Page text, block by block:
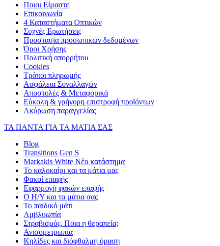
Ποιοι Είμαστε
Επικοινωνία
4 Καταστήματα Οπτικών
Συχνές Ερωτήσεις
Προστασία προσωπικών δεδομένων
Όροι Χρήσης
Πολιτική απορρήτου
Cookies
Τρόποι πληρωμής
Ασφάλεια Συναλλαγών
Αποστολές & Μεταφορικά
Εύκολη & γρήγορη επιστροφή προϊόντων
Ακύρωση παραγγελίας
ΤΑ ΠΑΝΤΑ ΓΙΑ ΤΑ ΜΑΤΙΑ ΣΑΣ
Blog
Transitions Gen S
Markakis White Νέο κατάστημα
Το καλοκαίρι και τα μάτια μας
Φακοί επαφής
Εφαρμογή φακών επαφής
Ο Η/Υ και τα μάτια σας
Το παιδικό μάτι
Αμβλυωπία
Στραβισμός. Ποια η θεραπεία;
Ανισομετρωπία
Κηλίδες και διόφθαλμη όραση